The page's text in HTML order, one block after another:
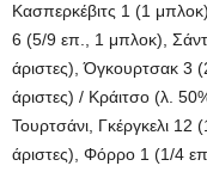
Κασπερκέβιτς 1 (1
6 (5/9 επ., 1 μπλοκ),
άριστες), Όγκουρτσακ
άριστες) / Κράιτσο (λ.
Τουρτσάνι, Γκέργκελι
άριστες), Φόρρο 1 (1/4